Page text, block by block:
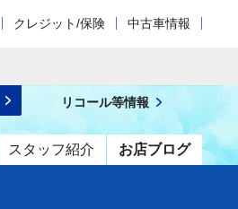
クレジット/保険 中古車情報
スタッフ紹介 お店ブログ
リコール等情報